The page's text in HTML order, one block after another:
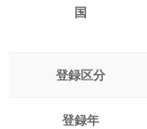
国
登録区分
登録年